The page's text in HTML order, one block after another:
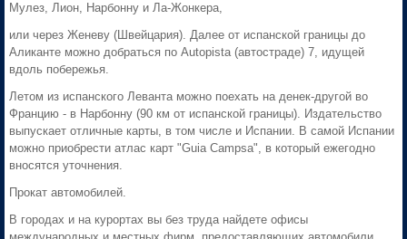
Мулез, Лион, Нарбонну и Ла-Жонкера,
или через Женеву (Швейцария). Далее от испанской границы до
Аликанте можно добраться по Autopista (автостраде) 7, идущей
вдоль побережья.
Летом из испанского Леванта можно поехать на денек-другой во
Францию - в Нарбонну (90 км от испанской границы). Издательство
выпускает отличные карты, в том числе и Испании. В самой Испании
можно приобрести атлас карт "Guia Campsa", в который ежегодно
вносятся уточнения.
Прокат автомобилей.
В городах и на курортах вы без труда найдете офисы